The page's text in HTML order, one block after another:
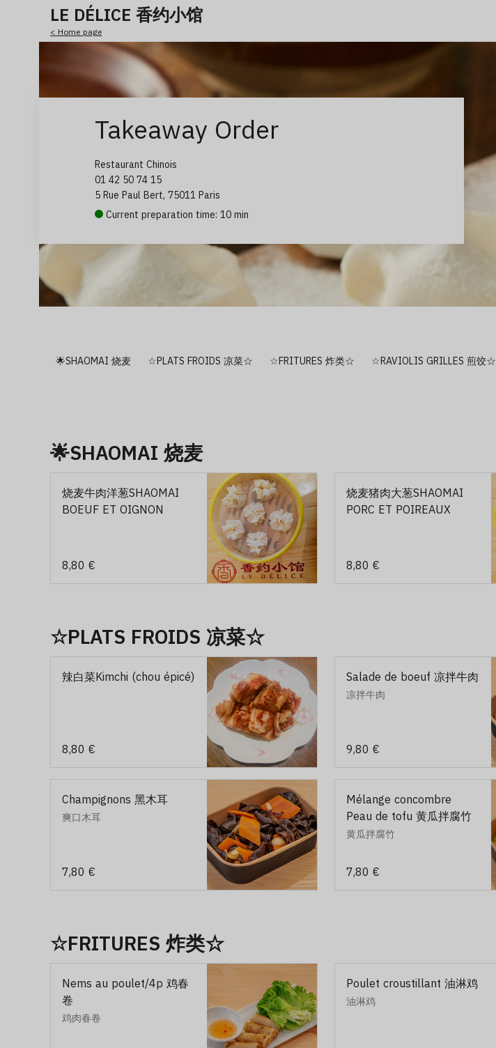
LE DÉLICE 香约小馆
< Home page
Takeaway Order
Restaurant Chinois
01 42 50 74 15
5 Rue Paul Bert, 75011 Paris
Current preparation time: 10 min
🌟SHAOMAI 烧麦 ☆PLATS FROIDS 凉菜☆ ☆FRITURES 炸类☆ ☆RAVIOLIS GRILLES 煎饺☆
🌟SHAOMAI 烧麦
烧麦牛肉洋葱SHAOMAI
BOEUF ET OIGNON
8,80 €
烧麦猪肉大葱SHAOMAI
PORC ET POIREAUX
8,80 €
☆PLATS FROIDS 凉菜☆
辣白菜Kimchi (chou épicé)
8,80 €
Salade de boeuf 凉拌牛肉
凉拌牛肉
9,80 €
Champignons 黑木耳
爽口木耳
7,80 €
Mélange concombre
Peau de tofu 黄瓜拌腐竹
黄瓜拌腐竹
7,80 €
☆FRITURES 炸类☆
Nems au poulet/4p 鸡春
卷
鸡肉春卷
Poulet croustillant 油淋鸡
油淋鸡